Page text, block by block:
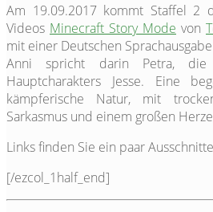
Am 19.09.2017 kommt Staffel 2
Videos Minecraft Story Mode von
mit einer Deutschen
Anni spricht darin Petra,
Hauptcharakters Jesse. Eine
kämpferische Natur, mit
Sarkasmus und einem großen
Links finden Sie ein paar
[/ezcol_1half_end]